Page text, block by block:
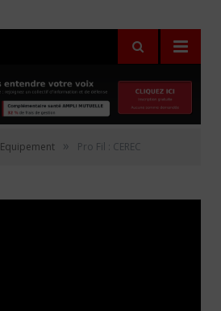
Equipement » Pro Fil : CEREC